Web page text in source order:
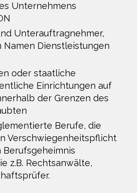
Unternehmens
Unterauftragnehmer,
Namen Dienstleistungen
oder staatliche
Einrichtungen auf
der Grenzen des
Berufe, die
Verschwiegenheitspflicht
z.B. Rechtsanwälte,